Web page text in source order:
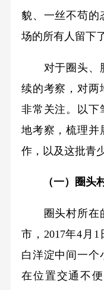
貌、一丝不苟的
场的所有人留下
对于圈头、胜
续的考察，对两
非常关注。以下
地考察，梳理并
作，以及这批青
（一）圈头
圈头村所在的
市，2017年4月
白洋淀中间一个
在位置交通不